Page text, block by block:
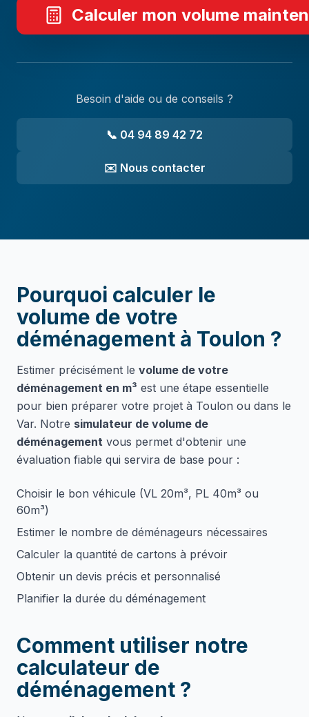
Calculer mon volume
Besoin d'aide ou de conseils ?
📞 04 94 89 42 72
✉️ Nous contacter
Pourquoi calculer le
volume de votre
déménagement à Toulon ?
Estimer précisément le volume de votre
déménagement en m³ est une étape essentielle
pour bien préparer votre projet à Toulon ou dans le
Var. Notre simulateur de volume de
déménagement vous permet d'obtenir une
évaluation fiable qui servira de base pour :
Choisir le bon véhicule (VL 20m³, PL 40m³ ou
60m³)
Estimer le nombre de déménageurs nécessaires
Calculer la quantité de cartons à prévoir
Obtenir un devis précis et personnalisé
Planifier la durée du déménagement
Comment utiliser notre
calculateur de
déménagement ?